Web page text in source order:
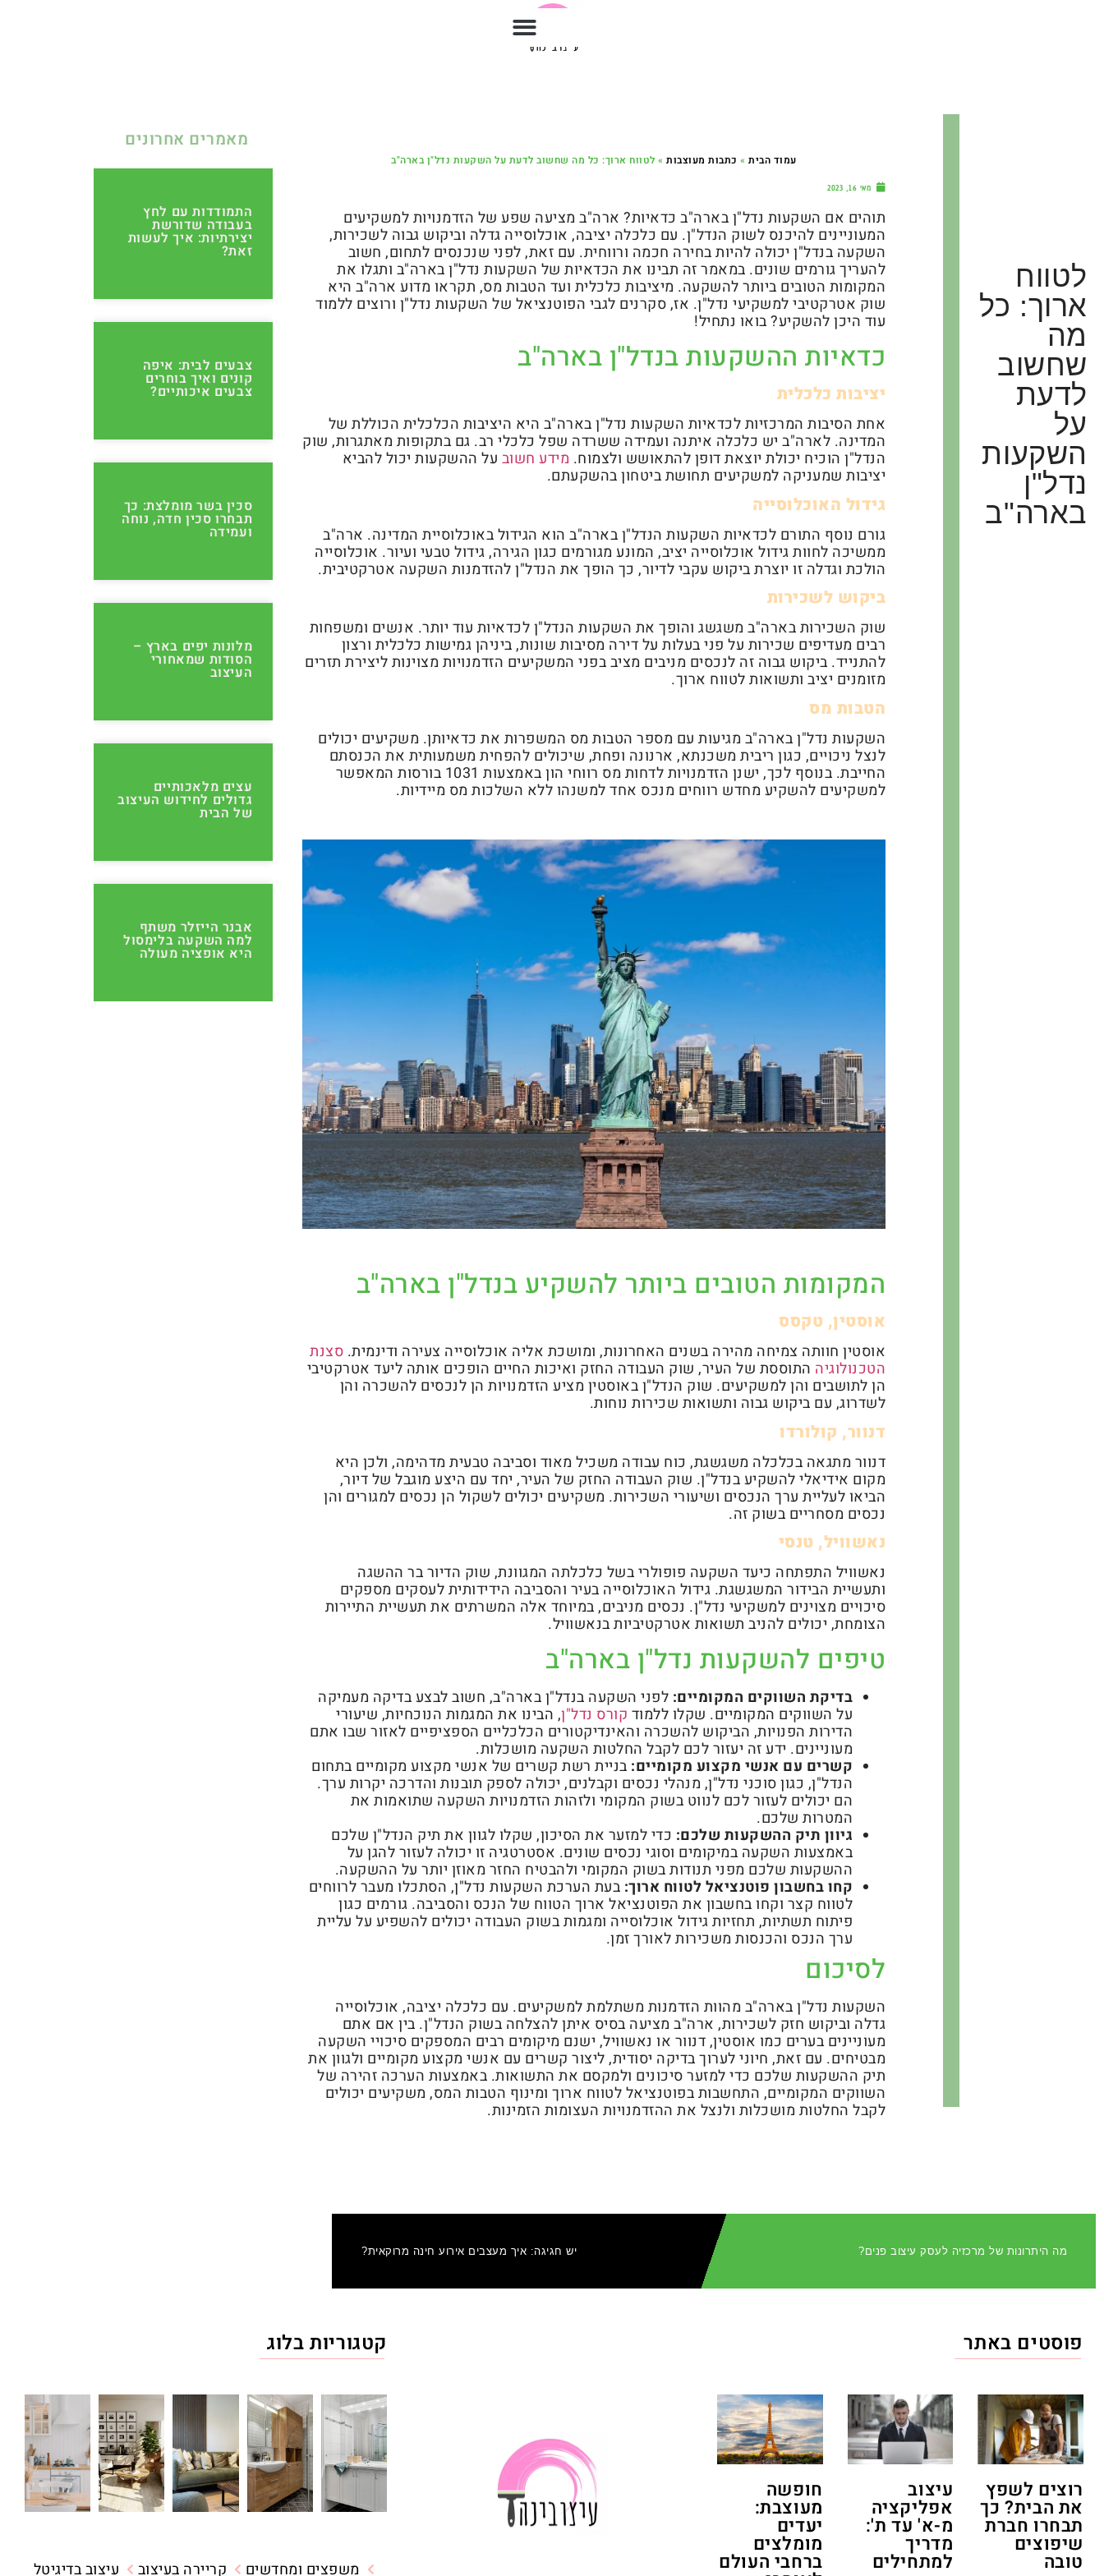
לטווח
ארוך: כל
מה
שחשוב
לדעת
על
השקעות
נדל"ן
בארה"ב
עמוד הבית» כתבות מעוצבות» לטווח ארוך: כל מה שחשוב לדעת על השקעות נדל"ן בארה"ב
מאי 16, 2023
תוהים אם השקעות נדל"ן בארה"ב כדאיות? ארה"ב מציעה שפע של הזדמנויות למשקיעים
המעוניינים להיכנס לשוק הנדל"ן. עם כלכלה יציבה, אוכלוסייה גדלה וביקוש גבוה לשכירות,
השקעה בנדל"ן יכולה להיות בחירה חכמה ורווחית. עם זאת, לפני שנכנסים לתחום, חשוב
להעריך גורמים שונים. במאמר זה תבינו את הכדאיות של השקעות נדל"ן בארה"ב ותגלו את
המקומות הטובים ביותר להשקעה. מיציבות כלכלית ועד הטבות מס, תקראו מדוע ארה"ב היא
שוק אטרקטיבי למשקיעי נדל"ן. אז, סקרנים לגבי הפוטנציאל של השקעות נדל"ן ורוצים ללמוד
עוד היכן להשקיע? בואו נתחיל!
כדאיות ההשקעות בנדל"ן בארה"ב
יציבות כלכלית
אחת הסיבות המרכזיות לכדאיות השקעות נדל"ן בארה"ב היא היציבות הכלכלית הכוללת של
המדינה. לארה"ב יש כלכלה איתנה ועמידה ששרדה שפל כלכלי רב. גם בתקופות מאתגרות, שוק
הנדל"ן הוכיח יכולת יוצאת דופן להתאושש ולצמוח. מידע חשוב על ההשקעות יכול להביא
יציבות שמעניקה למשקיעים תחושת ביטחון בהשקעתם.
גידול האוכלוסייה
גורם נוסף התורם לכדאיות השקעות הנדל"ן בארה"ב הוא הגידול באוכלוסיית המדינה. ארה"ב
ממשיכה לחוות גידול אוכלוסייה יציב, המונע מגורמים כגון הגירה, גידול טבעי ועיור. אוכלוסייה
הולכת וגדלה זו יוצרת ביקוש עקבי לדיור, כך הופך את הנדל"ן להזדמנות השקעה אטרקטיבית.
ביקוש לשכירות
שוק השכירות בארה"ב משגשג והופך את השקעות הנדל"ן לכדאיות עוד יותר. אנשים ומשפחות
רבים מעדיפים שכירות על פני בעלות על דירה מסיבות שונות, ביניהן גמישות כלכלית ורצון
להתנייד. ביקוש גבוה זה לנכסים מניבים מציב בפני המשקיעים הזדמנויות מצוינות ליצירת תזרים
מזומנים יציב ותשואות לטווח ארוך.
הטבות מס
השקעות נדל"ן בארה"ב מגיעות עם מספר הטבות מס המשפרות את כדאיותן. משקיעים יכולים
לנצל ניכויים, כגון ריבית משכנתא, ארנונה ופחת, שיכולים להפחית משמעותית את הכנסתם
החייבת. בנוסף לכך, ישנן הזדמנויות לדחות מס רווחי הון באמצעות 1031 בורסות המאפשר
למשקיעים להשקיע מחדש רווחים מנכס אחד למשנהו ללא השלכות מס מיידיות.
המקומות הטובים ביותר להשקיע בנדל"ן בארה"ב
אוסטין, טקסס
אוסטין חוותה צמיחה מהירה בשנים האחרונות, ומושכת אליה אוכלוסייה צעירה ודינמית. סצנת
הטכנולוגיה התוססת של העיר, שוק העבודה החזק ואיכות החיים הופכים אותה ליעד אטרקטיבי
הן לתושבים והן למשקיעים. שוק הנדל"ן באוסטין מציע הזדמנויות הן לנכסים להשכרה והן
לשדרוג, עם ביקוש גבוה ותשואות שכירות נוחות.
דנוור, קולורדו
דנוור מתגאה בכלכלה משגשגת, כוח עבודה משכיל מאוד וסביבה טבעית מדהימה, ולכן היא
מקום אידיאלי להשקיע בנדל"ן. שוק העבודה החזק של העיר, יחד עם היצע מוגבל של דיור,
הביאו לעליית ערך הנכסים ושיעורי השכירות. משקיעים יכולים לשקול הן נכסים למגורים והן
נכסים מסחריים בשוק זה.
נאשוויל, טנסי
נאשוויל התפתחה כיעד השקעה פופולרי בשל כלכלתה המגוונת, שוק הדיור בר ההשגה
ותעשיית הבידור המשגשגת. גידול האוכלוסייה בעיר והסביבה הידידותית לעסקים מספקים
סיכויים מצוינים למשקיעי נדל"ן. נכסים מניבים, במיוחד אלה המשרתים את תעשיית התיירות
הצומחת, יכולים להניב תשואות אטרקטיביות בנאשוויל.
טיפים להשקעות נדל"ן בארה"ב
בדיקת השווקים המקומיים: לפני השקעה בנדל"ן בארה"ב, חשוב לבצע בדיקה מעמיקה
על השווקים המקומיים. שקלו ללמוד קורס נדל"ן, הבינו את המגמות הנוכחיות, שיעורי
הדירות הפנויות, הביקוש להשכרה והאינדיקטורים הכלכליים הספציפיים לאזור שבו אתם
מעוניינים. ידע זה יעזור לכם לקבל החלטות השקעה מושכלות.
קשרים עם אנשי מקצוע מקומיים: בניית רשת קשרים של אנשי מקצוע מקומיים בתחום
הנדל"ן, כגון סוכני נדל"ן, מנהלי נכסים וקבלנים, יכולה לספק תובנות והדרכה יקרות ערך.
הם יכולים לעזור לכם לנווט בשוק המקומי ולזהות הזדמנויות השקעה שתואמות את
המטרות שלכם.
גיוון תיק ההשקעות שלכם: כדי למזער את הסיכון, שקלו לגוון את תיק הנדל"ן שלכם
באמצעות השקעה במיקומים וסוגי נכסים שונים. אסטרטגיה זו יכולה לעזור להגן על
ההשקעות שלכם מפני תנודות בשוק המקומי ולהבטיח החזר מאוזן יותר על ההשקעה.
קחו בחשבון פוטנציאל לטווח ארוך: בעת הערכת השקעות נדל"ן, הסתכלו מעבר לרווחים
לטווח קצר וקחו בחשבון את הפוטנציאל ארוך הטווח של הנכס והסביבה. גורמים כגון
פיתוח תשתיות, תחזיות גידול אוכלוסייה ומגמות בשוק העבודה יכולים להשפיע על עליית
ערך הנכס והכנסות משכירות לאורך זמן.
לסיכום
השקעות נדל"ן בארה"ב מהוות הזדמנות משתלמת למשקיעים. עם כלכלה יציבה, אוכלוסייה
גדלה וביקוש חזק לשכירות, ארה"ב מציעה בסיס איתן להצלחה בשוק הנדל"ן. בין אם אתם
מעוניינים בערים כמו אוסטין, דנוור או נאשוויל, ישנם מיקומים רבים המספקים סיכויי השקעה
מבטיחים. עם זאת, חיוני לערוך בדיקה יסודית, ליצור קשרים עם אנשי מקצוע מקומיים ולגוון את
תיק ההשקעות שלכם כדי למזער סיכונים ולמקסם את התשואות. באמצעות הערכה זהירה של
השווקים המקומיים, התחשבות בפוטנציאל לטווח ארוך ומינוף הטבות המס, משקיעים יכולים
לקבל החלטות מושכלות ולנצל את ההזדמנויות העצומות הזמינות.
מאמרים אחרונים
התמודדות עם לחץ
בעבודה שדורשת
יצירתיות: איך לעשות
זאת?
צבעים לבית: איפה
קונים ואיך בוחרים
צבעים איכותיים?
סכין בשר מומלצת: כך
תבחרו סכין חדה, נוחה
ועמידה
מלונות יפים בארץ –
הסודות שמאחורי
העיצוב
עצים מלאכותיים
גדולים לחידוש העיצוב
של הבית
אבנר הייזלר משתף
למה השקעה בלימסול
היא אופציה מעולה
מה היתרונות של מרכזיה לעסק עיצוב פנים? יש חגיגה: איך מעצבים אירוע חינה מרוקאית?
פוסטים באתר
רוצים לשפץ
את הבית? כך
תבחרו חברת
שיפוצים
טובה
עיצוב
אפליקציה
מ-א' עד ת':
מדריך
למתחילים
חופשה
מעוצבת:
יעדים
מומלצים
ברחבי העולם
קטגוריות בלוג
משפצים ומחדשים קריירה בעיצוב עיצוב בדיגיטל